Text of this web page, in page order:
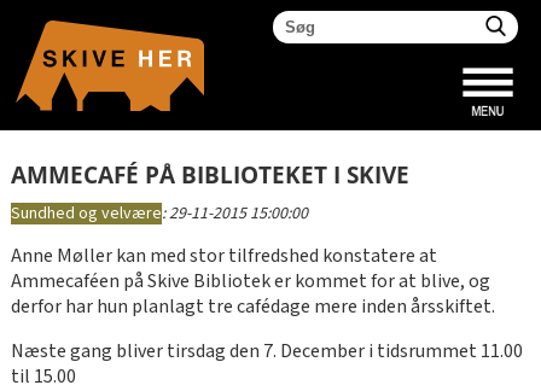
AMMECAFÉ PÅ BIBLIOTEKET I SKIVE
Sundhed og velvære:29-11-2015 15:00:00
Anne Møller kan med stor tilfredshed konstatere at
Ammecaféen på Skive Bibliotek er kommet for at blive, og
derfor har hun planlagt tre cafédage mere inden årsskiftet.
Næste gang bliver tirsdag den 7. December i tidsrummet 11.00
til 15.00